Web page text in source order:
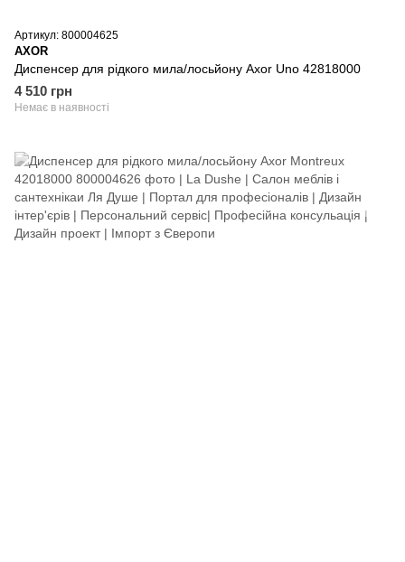
Артикул: 800004625
AXOR
Диспенсер для рідкого мила/лосьйону Axor Uno 42818000
4 510 грн
Немає в наявності